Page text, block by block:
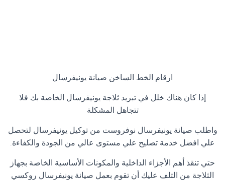
ارقام الخط الساخن صيانة يونيفرسال
إذا كان هناك خلل في تبريد ثلاجة يونيفرسال الخاصة بك فلا
تتجاهل المشكلة
واطلب صيانة يونيفرسال نوفروست من توكيل يونيفرسال لتحصل
علي افضل خدمة تصليح علي مستوى عالي من الجودة والكفاءة
حتي تنقذ أهم الأجزاء الداخلية والمكونات الأساسية الخاصة بجهاز
الثلاجة من التلف عليك أن تقوم بعمل صيانة يونيفرسال روكسي